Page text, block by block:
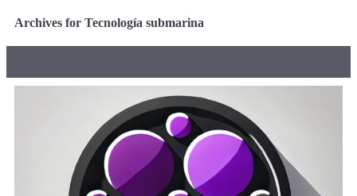
Archives for Tecnología submarina